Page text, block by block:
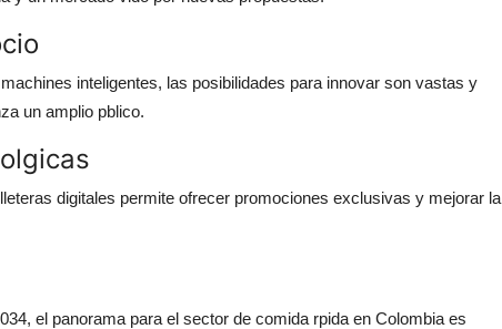
inteligentes, las posibilidades para innovar son vastas y
un amplio pblico.
digitales permite ofrecer promociones exclusivas y mejorar la
el panorama para el sector de comida rpida en Colombia es